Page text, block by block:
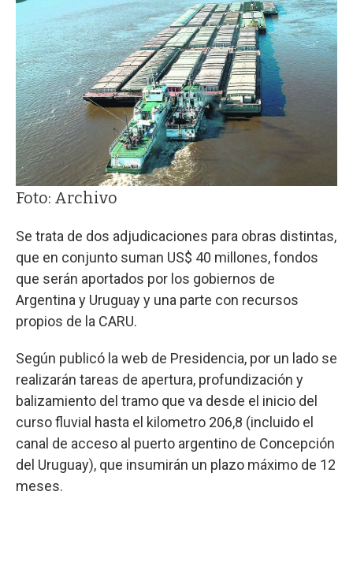
Foto: Archivo
Se trata de dos adjudicaciones para obras distintas,
que en conjunto suman US$ 40 millones, fondos
que serán aportados por los gobiernos de
Argentina y Uruguay y una parte con recursos
propios de la CARU.
Según publicó la web de Presidencia, por un lado se
realizarán tareas de apertura, profundización y
balizamiento del tramo que va desde el inicio del
curso fluvial hasta el kilometro 206,8 (incluido el
canal de acceso al puerto argentino de Concepción
del Uruguay), que insumirán un plazo máximo de 12
meses.